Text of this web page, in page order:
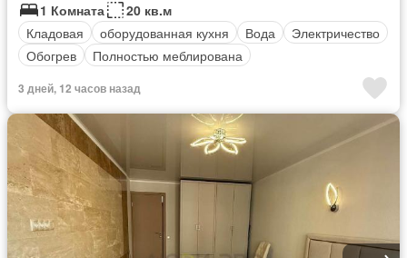
1 Комната
20 кв.м
Кладовая
оборудованная кухня Вода
Электричество
Обогрев
Полностью меблирована
3 дней, 12 часов назад